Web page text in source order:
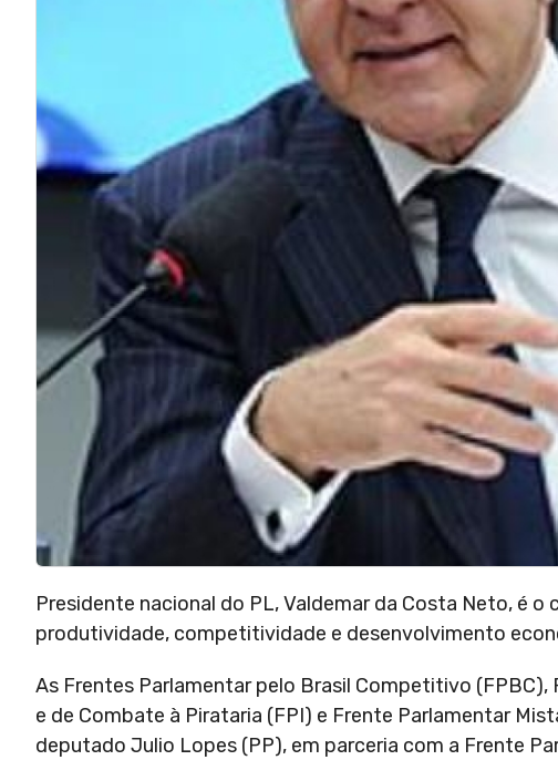
Presidente nacional do PL, Valdemar da Costa Neto, é
produtividade, competitividade e desenvolvimento
As Frentes Parlamentar pelo Brasil Competitivo
e de Combate à Pirataria (FPI) e Frente Parlamentar
deputado Julio Lopes (PP), em parceria com a Frente